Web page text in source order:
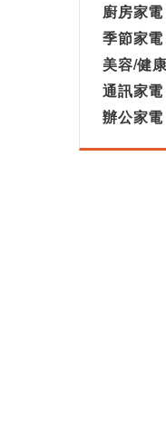
廚房家電
季節家電
美容/健
通訊家電
辦公家電